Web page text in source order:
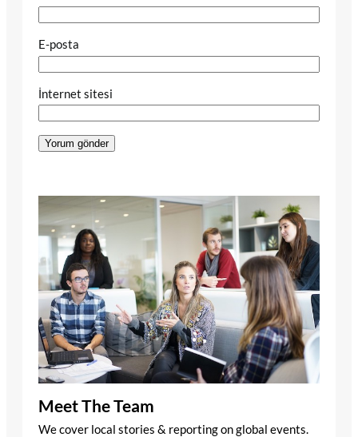
E-posta
İnternet sitesi
Meet The Team
We cover local stories & reporting on global events.